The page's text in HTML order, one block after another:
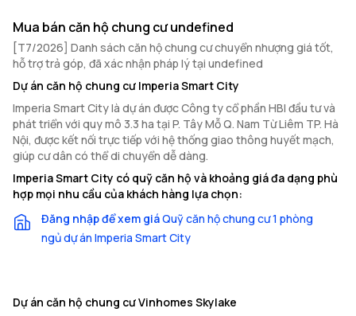
Mua bán căn hộ chung cư undefined
[T7/2026] Danh sách căn hộ chung cư chuyển nhượng giá tốt,
hỗ trợ trả góp, đã xác nhận pháp lý tại undefined
Dự án căn hộ chung cư Imperia Smart City
Imperia Smart City là dự án được Công ty cổ phần HBI đầu tư và
phát triển với quy mô 3.3 ha tại P. Tây Mỗ Q. Nam Từ Liêm TP. Hà
Nội, được kết nối trực tiếp với hệ thống giao thông huyết mạch,
giúp cư dân có thể di chuyển dễ dàng.
Imperia Smart City có quỹ căn hộ và khoảng giá đa dạng phù
hợp mọi nhu cầu của khách hàng lựa chọn:
Đăng nhập để xem giáQuỹ căn hộ chung cư 1 phòng
ngủ dự án Imperia Smart City
Dự án căn hộ chung cư Vinhomes Skylake